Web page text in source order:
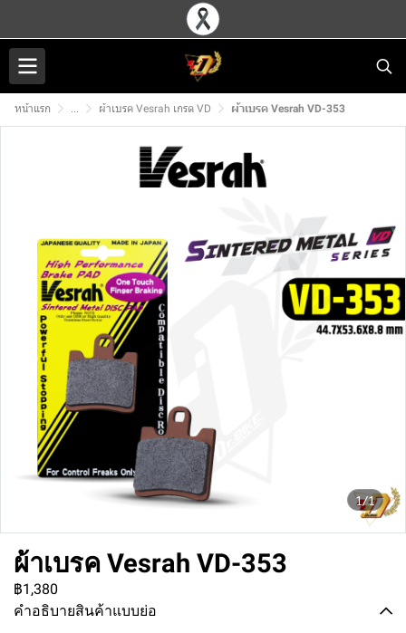
หน้าแรก ... ผ้าเบรค Vesrah เกรด VD ผ้าเบรค Vesrah VD-353
1/1
ผ้าเบรค Vesrah VD-353
฿1,380
คำอธิบายสินค้าแบบย่อ